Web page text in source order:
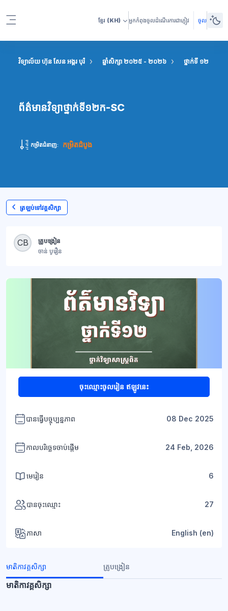
ខ្មែរ (KH) អ្នកកំពុងចូលដំណើរការជាភ្ញៀវ ចូល
វិទ្យាល័យ ហ៊ុន សែន អង្គរ បុរី ឆ្នាំសិក្សា ២០២៥ - ២០២៦ ថ្នាក់ទី ១២ វិទ្យាស
ព័ត៌មានវិទ្យាថ្នាក់ទី១២ក-SC
កម្រិតជំនាញ: កម្រិតដំបូង
ត្រឡប់ទៅវគ្គសិក្សា
ប្លុក CB
គ្រូបង្រៀន
ចាន់ បូរឿន
ចុះឈ្មោះចូលរៀន ឥឡូវនេះ
បានធ្វើបច្ចុប្បន្នភាព 08 Dec 2025
កាលបរិច្ឆេទចាប់ផ្តើម 24 Feb, 2026
មេរៀន 6
បានចុះឈ្មោះ 27
ភាសា English ‎(en)‎
មាតិកាវគ្គសិក្សា គ្រូបង្រៀន
មាតិកាវគ្គសិក្សា